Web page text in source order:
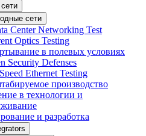
сети
Center Networking Test
Optics Testing
в полевых условиях
Security Defenses
Ethernet Testing
производство
в технологии и
и разработка